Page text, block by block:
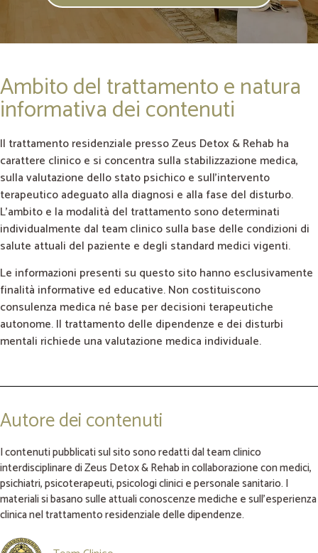
Ambito del trattamento e natura
informativa dei contenuti
Il trattamento residenziale presso Zeus Detox & Rehab ha
carattere clinico e si concentra sulla stabilizzazione medica,
sulla valutazione dello stato psichico e sull’intervento
terapeutico adeguato alla diagnosi e alla fase del disturbo.
L’ambito e la modalità del trattamento sono determinati
individualmente dal team clinico sulla base delle condizioni di
salute attuali del paziente e degli standard medici vigenti.
Le informazioni presenti su questo sito hanno esclusivamente
finalità informative ed educative. Non costituiscono
consulenza medica né base per decisioni terapeutiche
autonome. Il trattamento delle dipendenze e dei disturbi
mentali richiede una valutazione medica individuale.
Autore dei contenuti
I contenuti pubblicati sul sito sono redatti dal team clinico
interdisciplinare di Zeus Detox & Rehab in collaborazione con medici,
psichiatri, psicoterapeuti, psicologi clinici e personale sanitario. I
materiali si basano sulle attuali conoscenze mediche e sull’esperienza
clinica nel trattamento residenziale delle dipendenze.